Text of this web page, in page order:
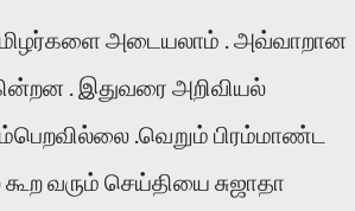
அடையலாம் . அவ்வாறான
. இதுவரை அறிவியல்
.வெறும் பிரம்மாண்ட
வரும் செய்தியை சுஜாதா